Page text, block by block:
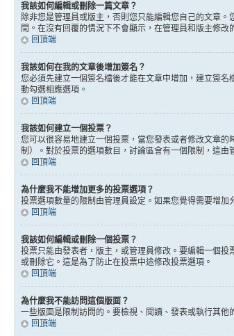
我該如何編輯或刪除一篇文章？
除非您是管理員或版主，否則您只能編輯您自己的文章。
間。在沒有回覆的情況下不會顯示，在管理員和版主修
回頂端
我該如何在我的文章後增加簽名？
您必須先建立一個簽名檔後才能在文章中增加，建立簽
動勾選相應選項。
回頂端
我該如何建立一個投票？
您可以很容易地建立一個投票，當您發表或者修改文章
制）。對於投票的選項數目，討論區會有一個限制，這由
回頂端
為什麼我不能增加更多的投票選項？
投票選項數量的限制由管理員設定。如果您覺得需要增加
回頂端
我該如何編輯或刪除一個投票？
投票只能由發表者，版主，或管理員修改。要編輯一個
或刪除它。這是為了防止在投票中途修改投票選項。
回頂端
為什麼我不能訪問這個版面？
一些版面是限制訪問的。要檢視、閱讀、發表或執行其
回頂端